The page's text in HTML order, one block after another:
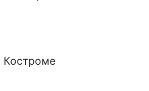
Костроме